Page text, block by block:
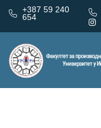
+387 59 240
654